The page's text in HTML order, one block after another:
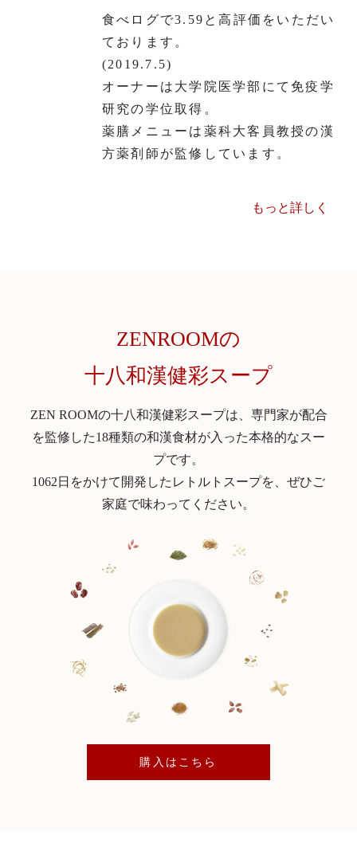
食べログで3.59と高評価をいただい
ております。
(2019.7.5)
オーナーは大学院医学部にて免疫学
研究の学位取得。
薬膳メニューは薬科大客員教授の漢
方薬剤師が監修しています。
もっと詳しく
ZENROOMの
十八和漢健彩スープ
ZEN ROOMの十八和漢健彩スープは、専門家が配合
を監修した18種類の和漢食材が入った本格的なスー
プです。
1062日をかけて開発したレトルトスープを、ぜひご
家庭で味わってください。
購入はこちら
薬膳の知っトク情報や割引セール
お知らせメールマガジンは会員登録から！＞